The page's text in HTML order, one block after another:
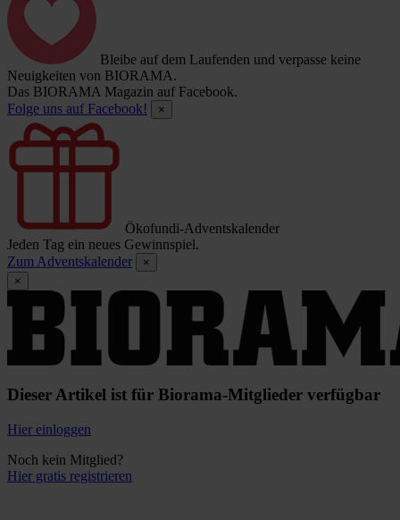
Bleibe auf dem Laufenden und verpasse keine
Neuigkeiten von BIORAMA.
Das BIORAMA Magazin auf Facebook.
Folge uns auf Facebook!
×
Ökofundi-Adventskalender
Jeden Tag ein neues Gewinnspiel.
Zum Adventskalender
×
×
Dieser Artikel ist für Biorama-Mitglieder verfügbar
Hier einloggen
Noch kein Mitglied?
Hier gratis registrieren